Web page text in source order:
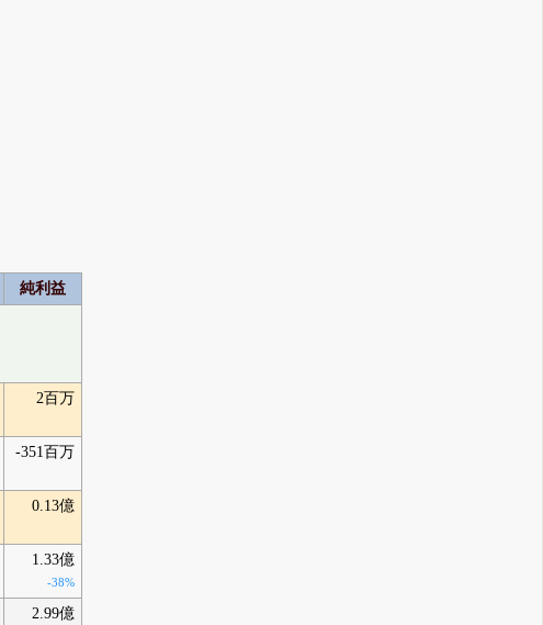
純利益
2百万
-351百万
0.13億
1.33億
-38%
2.99億